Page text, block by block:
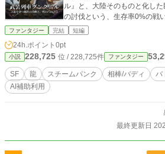
ル』と、大陸そのものと化した
の討伐という、生存率0%の戦いだった。 ​「
ないのが、世界だろ？」 「……
レス、砕け散る装甲、そして重
して、鋼鉄の牙は神話の首筋を
場の果てに見るものは、数式の正
は、根性と理論が共鳴（シンク
ファンタジー 完結 短編
24h.ポイント 0pt
小説 228,725 位 / 228,725件 ファンタジー
SF 龍 スチームパンク 相棒/バディ
バ
AI補助利用
最終更新日